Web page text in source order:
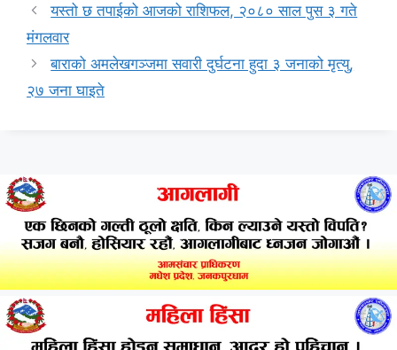
यस्तो छ तपाईको आजको राशिफल, २०८० साल पुस ३ गते
मंगलवार
बाराको अमलेखगञ्जमा सवारी दुर्घटना हुदा ३ जनाको मृत्यु,
२७ जना घाइते